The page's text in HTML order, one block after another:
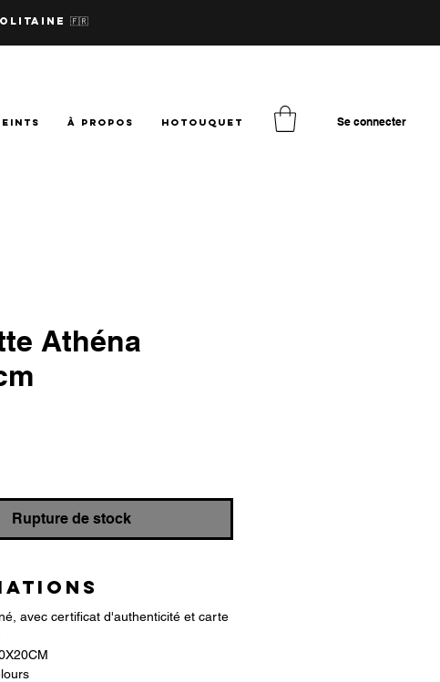
🇫🇷
à PROPOS hotouquet Se connecter
Athéna
Rupture de stock
avec certificat d'authenticité et carte